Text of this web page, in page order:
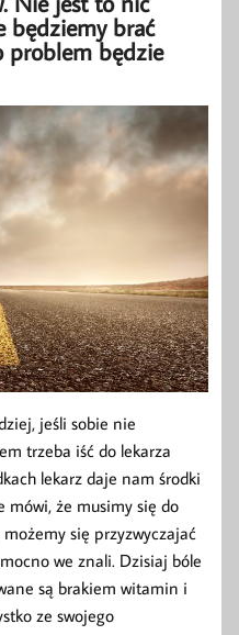
będziemy brać
problem będzie
jeśli sobie nie
trzeba iść do lekarza
lekarz daje nam środki
mówi, że musimy się do
się przyzwyczajać
we znali. Dzisiaj bóle
są brakiem witamin i
ze swojego